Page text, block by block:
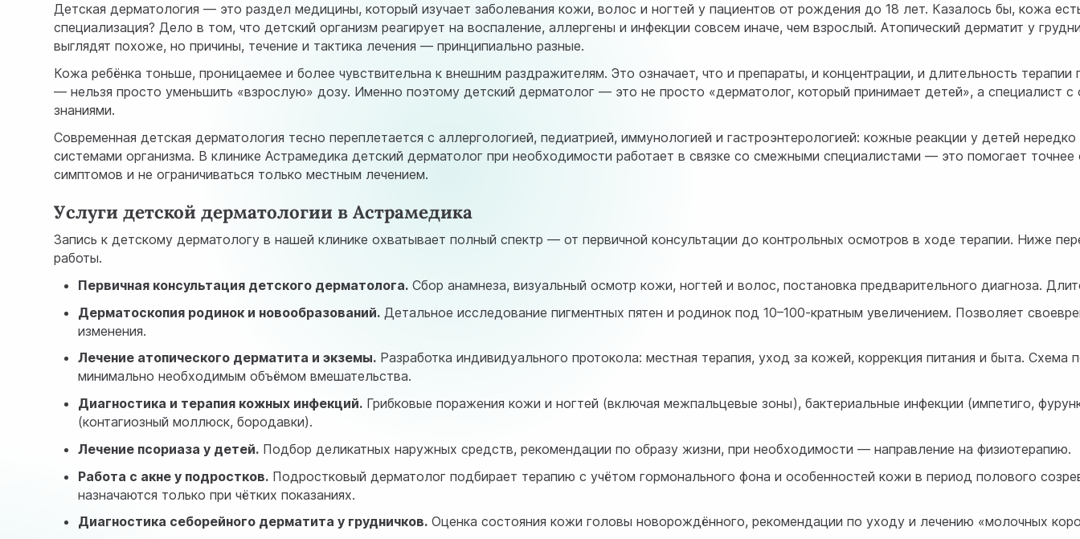
Детская дерматология — это раздел медицины, который изучает заболевания кожи, волос и ногтей у пациентов от рождения до 18 лет. Казалось бы, кожа
специализация? Дело в том, что детский организм реагирует на воспаление, аллергены и инфекции совсем иначе, чем взрослый. Атопический дерматит у
выглядят похоже, но причины, течение и тактика лечения — принципиально разные.
Кожа ребёнка тоньше, проницаемее и более чувствительна к внешним раздражителям. Это означает, что и препараты, и концентрации, и длительность
— нельзя просто уменьшить «взрослую» дозу. Именно поэтому детский дерматолог — это не просто «дерматолог, который принимает детей», а специалист с
знаниями.
Современная детская дерматология тесно переплетается с аллергологией, педиатрией, иммунологией и гастроэнтерологией: кожные реакции у детей
системами организма. В клинике Астрамедика детский дерматолог при необходимости работает в связке со смежными специалистами — это помогает
симптомов и не ограничиваться только местным лечением.
Услуги детской дерматологии в Астрамедика
Запись к детскому дерматологу в нашей клинике охватывает полный спектр — от первичной консультации до контрольных осмотров в ходе терапии. Ниже
работы.
Первичная консультация детского дерматолога. Сбор анамнеза, визуальный осмотр кожи, ногтей и волос, постановка предварительного диагноза.
Дерматоскопия родинок и новообразований. Детальное исследование пигментных пятен и родинок под 10–100-кратным увеличением. Позволяет
изменения.
Лечение атопического дерматита и экземы. Разработка индивидуального протокола: местная терапия, уход за кожей, коррекция питания и быта.
минимально необходимым объёмом вмешательства.
Диагностика и терапия кожных инфекций. Грибковые поражения кожи и ногтей (включая межпальцевые зоны), бактериальные инфекции (импетиго,
(контагиозный моллюск, бородавки).
Лечение псориаза у детей. Подбор деликатных наружных средств, рекомендации по образу жизни, при необходимости — направление на физиотерапию.
Работа с акне у подростков. Подростковый дерматолог подбирает терапию с учётом гормонального фона и особенностей кожи в период полового
назначаются только при чётких показаниях.
Диагностика себорейного дерматита у грудничков. Оценка состояния кожи головы новорождённого, рекомендации по уходу и лечению «молочных